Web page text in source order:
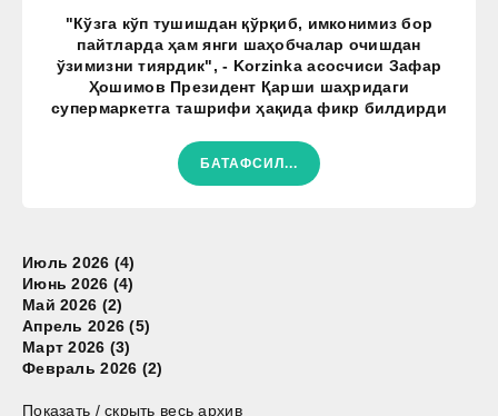
"Кўзга кўп тушишдан қўрқиб, имконимиз бор
пайтларда ҳам янги шаҳобчалар очишдан
ўзимизни тиярдик", - Korzinka асосчиси Зафар
Ҳошимов Президент Қарши шаҳридаги
супермаркетга ташрифи ҳақида фикр билдирди
БАТАФСИЛ...
Июль 2026 (4)
Июнь 2026 (4)
Май 2026 (2)
Апрель 2026 (5)
Март 2026 (3)
Февраль 2026 (2)
Показать / скрыть весь архив